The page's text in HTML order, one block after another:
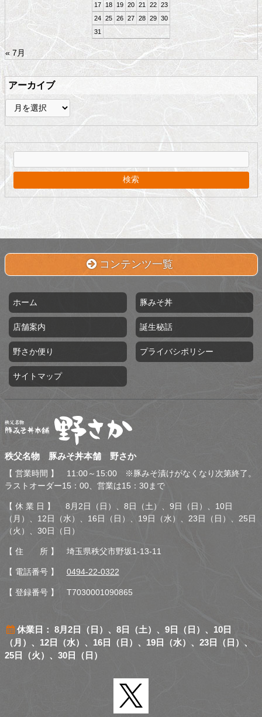
17
18 19 20 21 22 23
24 25 26 27 28 29 30
31
« 7月
アーカイブ
ア
ー
カ
イ
ブ
コンテンツ一覧
ホーム 豚みそ丼
店舗案内 誕生秘話
野さか便り プライバシポリシー
サイトマップ
秩父名物 豚みそ丼本舗 野
秩父名物 豚みそ丼本舗 野さか
【 営業時間 】 11:00～15:00 ※豚みそ漬けがなくなり次第終了。
ラストオーダー15：00、営業は15：30まで
【 休 業 日 】 8月2日（日）、8日（土）、9日（日）、10日
（月）、12日（水）、16日（日）、19日（水）、23日（日）、25日
（火）、30日（日）
【 住 所 】 埼玉県秩父市野坂1-13-11
【 電話番号 】 0494-22-0322
【 登録番号 】 T7030001090865
休業日： 8月2日（日）、8日（土）、9日（日）、10日
（月）、12日（水）、16日（日）、19日（水）、23日（日）、
25日（火）、30日（日）